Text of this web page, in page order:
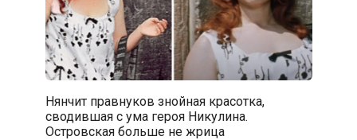
Нянчит правнуков знойная красотка,
сводившая с ума героя Никулина.
Островская больше не жрица